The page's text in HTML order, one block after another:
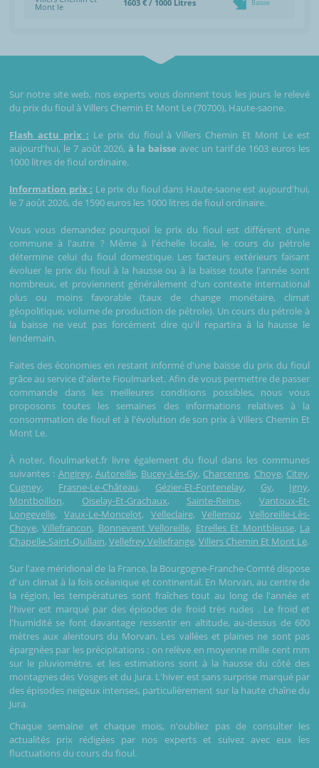
Mont le 1603 € / 1000 Litres Baisse
Sur notre site web, nos experts vous donnent tous les jours le relevé
du prix du fioul à Villers Chemin Et Mont Le (70700), Haute-saone.
Flash actu prix : Le prix du fioul à Villers Chemin Et Mont Le est
aujourd'hui, le 7 août 2026,à la baisse avec un tarif de 1603 euros les
1000 litres de fioul ordinaire.
Information prix : Le prix du fioul dans Haute-saone est aujourd'hui,
le 7 août 2026, de 1590 euros les 1000 litres de fioul ordinaire.
Vous vous demandez pourquoi le prix du fioul est différent d'une
commune à l'autre ? Même à l'échelle locale, le cours du pétrole
détermine celui du fioul domestique. Les facteurs extérieurs faisant
évoluer le prix du fioul à la hausse ou à la baisse toute l'année sont
nombreux, et proviennent généralement d'un contexte international
plus ou moins favorable (taux de change monétaire, climat
géopolitique, volume de production de pétrole). Un cours du pétrole à
la baisse ne veut pas forcément dire qu'il repartira à la hausse le
lendemain.
Faites des économies en restant informé d'une baisse du prix du fioul
grâce au service d'alerte Fioulmarket. Afin de vous permettre de passer
commande dans les meilleures conditions possibles, nous vous
proposons toutes les semaines des informations relatives à la
consommation de fioul et à l'évolution de son prix à Villers Chemin Et
Mont Le.
À noter, fioulmarket.fr livre également du fioul dans les communes
suivantes : Angirey, Autoreille, Bucey-Lès-Gy, Charcenne, Choye, Citey,
Cugney, Frasne-Le-Château, Gézier-Et-Fontenelay, Gy, Igny,
Montboillon, Oiselay-Et-Grachaux, Sainte-Reine,Vantoux-Et-
Longevelle, Vaux-Le-Moncelot, Velleclaire,Vellemoz, Velloreille-Lès-
Choye,Villefrancon, Bonnevent Velloreille, Etrelles Et Montbleuse, La
Chapelle-Saint-Quillain, Vellefrey Vellefrange, Villers Chemin Et Mont Le.
Sur l'axe méridional de la France, la Bourgogne-Franche-Comté dispose
d’ un climat à la fois océanique et continental. En Morvan, au centre de
la région, les températures sont fraîches tout au long de l'année et
l'hiver est marqué par des épisodes de froid très rudes . Le froid et
l'humidité se font davantage ressentir en altitude, au-dessus de 600
mètres aux alentours du Morvan. Les vallées et plaines ne sont pas
épargnées par les précipitations : on relève en moyenne mille cent mm
sur le pluviomètre, et les estimations sont à la hausse du côté des
montagnes des Vosges et du Jura. L'hiver est sans surprise marqué par
des épisodes neigeux intenses, particulièrement sur la haute chaîne du
Jura.
Chaque semaine et chaque mois, n'oubliez pas de consulter les
actualités prix rédigées par nos experts et suivez avec eux les
fluctuations du cours du fioul.